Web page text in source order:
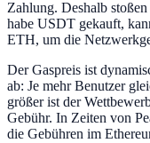
Zahlung. Deshalb
habe USDT gekauft,
ETH, um die
Der Gaspreis ist
ab: Je mehr Benutzer
größer ist der
Gebühr. In Zeiten von
die Gebühren im